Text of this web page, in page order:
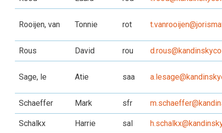
Rooijen, van Tonnie rot
Rous David rou
Sage, le Atie saa
Schaeffer Mark sfr
Schalkx Harrie sal